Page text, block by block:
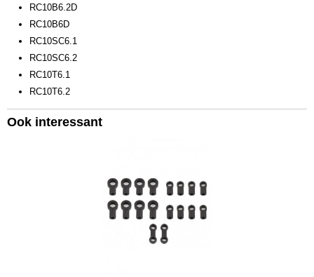
RC10B6.2D
RC10B6D
RC10SC6.1
RC10SC6.2
RC10T6.1
RC10T6.2
Ook interessant